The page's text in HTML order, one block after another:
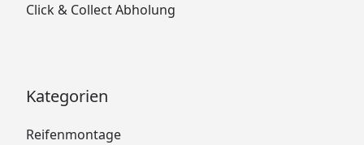
Click & Collect Abholung
Kategorien
Reifenmontage